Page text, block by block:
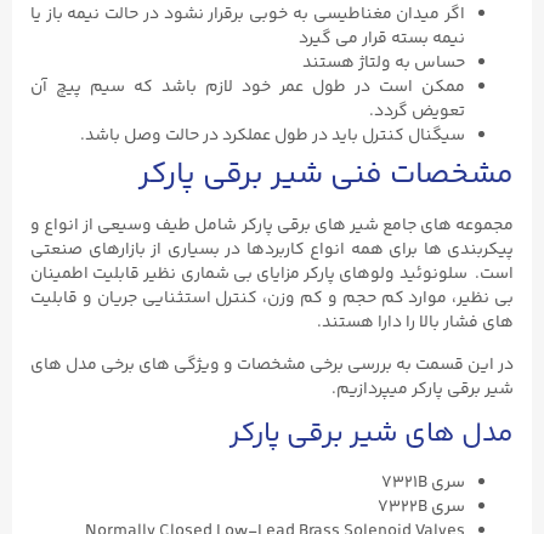
اگر میدان مغناطیسی به خوبی برقرار نشود در حالت نیمه باز یا
نیمه بسته قرار می گیرد
حساس به ولتاژ هستند
ممکن است در طول عمر خود لازم باشد که سیم پیچ آن
تعویض گردد.
سیگنال کنترل باید در طول عملکرد در حالت وصل باشد.
مشخصات فنی شیر برقی پارکر
مجموعه های جامع شیر های برقی پارکر شامل طیف وسیعی از انواع و
پیکربندی ها برای همه انواع کاربردها در بسیاری از بازارهای صنعتی
است. سلونوئید ولوهای پارکر مزایای بی شماری نظیر قابلیت اطمینان
بی نظیر، موارد کم حجم و کم وزن، کنترل استثنایی جریان و قابلیت
های فشار بالا را دارا هستند.
در این قسمت به بررسی برخی مشخصات و ویژگی های برخی مدل های
شیر برقی پارکر میپردازیم.
مدل های شیر برقی پارکر
سری 7321B
سری 7322B